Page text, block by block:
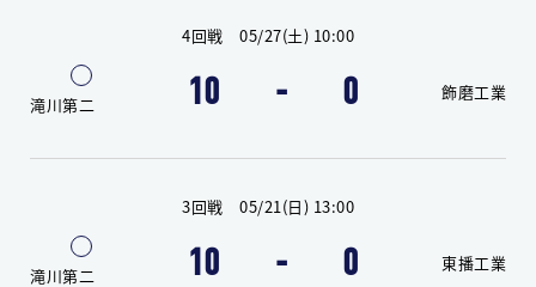
4回戦 05/27(土) 10:00
滝川第二 10 - 0 飾磨工業
3回戦 05/21(日) 13:00
滝川第二 10 - 0 東播工業